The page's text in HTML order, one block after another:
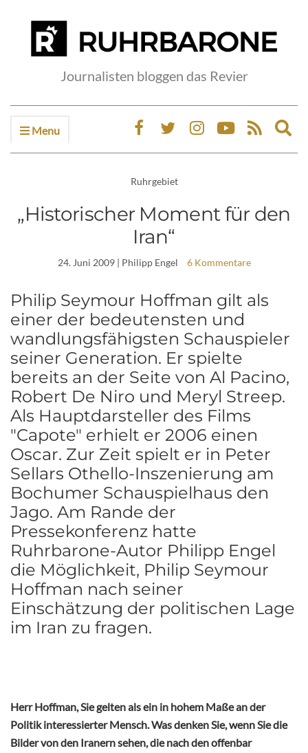
Journalisten bloggen das Revier
Menu
Ruhrgebiet
„Historischer Moment für den
Iran“
24. Juni 2009| Philipp Engel 6 Kommentare
Philip Seymour Hoffman gilt als
einer der bedeutensten und
wandlungsfähigsten Schauspieler
seiner Generation. Er spielte
bereits an der Seite von Al Pacino,
Robert De Niro und Meryl Streep.
Als Hauptdarsteller des Films
"Capote" erhielt er 2006 einen
Oscar. Zur Zeit spielt er in Peter
Sellars Othello-Inszenierung am
Bochumer Schauspielhaus den
Jago. Am Rande der
Pressekonferenz hatte
Ruhrbarone-Autor Philipp Engel
die Möglichkeit, Philip Seymour
Hoffman nach seiner
Einschätzung der politischen Lage
im Iran zu fragen.
Herr Hoffman, Sie gelten als ein in hohem Maße an der
Politik interessierter Mensch. Was denken Sie, wenn Sie die
Bilder von den Iranern sehen, die nach den offenbar